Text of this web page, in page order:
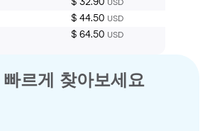
$ 32.90 USD
$ 44.50 USD
$ 64.50 USD
르게 찾아보세요